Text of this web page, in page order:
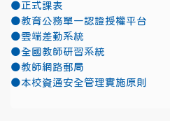
●正式課表
●教育公務單一認證授權平台
●雲端差勤系統
●全國教師研習系統
●教師網路郵局
●本校資通安全管理實施原則